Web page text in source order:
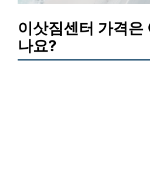
이삿짐센터 가격은
나요?